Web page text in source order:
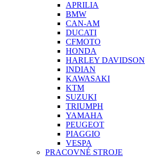
APRILIA
BMW
CAN-AM
DUCATI
CFMOTO
HONDA
HARLEY DAVIDSON
INDIAN
KAWASAKI
KTM
SUZUKI
TRIUMPH
YAMAHA
PEUGEOT
PIAGGIO
VESPA
PRACOVNÉ STROJE